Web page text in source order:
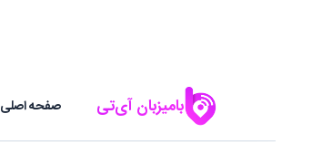
بامیزبان آی‌تی صفحه اصلی